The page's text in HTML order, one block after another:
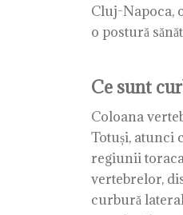
Cluj-Napoca,
o postură
Ce sunt
Coloana
Totuși, atunci
regiunii
vertebrelor,
curbură